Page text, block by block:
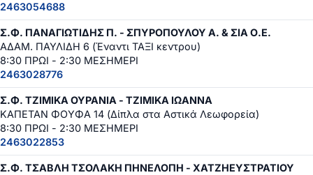
2463054688
Σ.Φ. ΠΑΝΑΓΙΩΤΙΔΗΣ Π. - ΣΠΥΡΟΠΟΥΛΟΥ Α. & ΣΙΑ Ο.Ε.
ΑΔΑΜ. ΠΑΥΛΙΔΗ 6 (Έναντι ΤΑΞΙ κεντρου)
8:30 ΠΡΩΙ - 2:30 ΜΕΣΗΜΕΡΙ
2463028776
Σ.Φ. ΤΖΙΜΙΚΑ ΟΥΡΑΝΙΑ - ΤΖΙΜΙΚΑ ΙΩΑΝΝΑ
ΚΑΠΕΤΑΝ ΦΟΥΦΑ 14 (Δίπλα στα Αστικά Λεωφορεία)
8:30 ΠΡΩΙ - 2:30 ΜΕΣΗΜΕΡΙ
2463022853
Σ.Φ. ΤΣΑΒΛΗ ΤΣΟΛΑΚΗ ΠΗΝΕΛΟΠΗ - ΧΑΤΖΗΕΥΣΤΡΑΤΙΟΥ